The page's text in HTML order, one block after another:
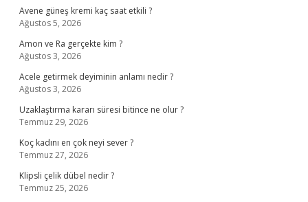
Avene güneş kremi kaç saat etkili ?
Ağustos 5, 2026
Amon ve Ra gerçekte kim ?
Ağustos 3, 2026
Acele getirmek deyiminin anlamı nedir ?
Ağustos 3, 2026
Uzaklaştırma kararı süresi bitince ne olur ?
Temmuz 29, 2026
Koç kadını en çok neyi sever ?
Temmuz 27, 2026
Klipsli çelik dübel nedir ?
Temmuz 25, 2026